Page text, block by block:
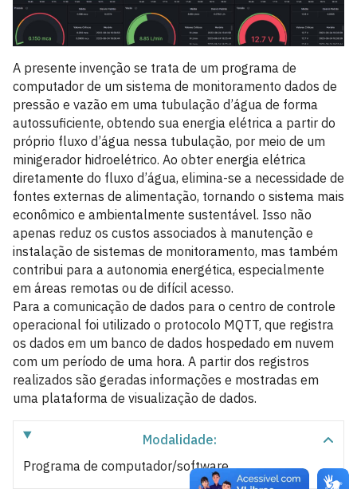
A presente invenção se trata de um programa de
computador de um sistema de monitoramento dados de
pressão e vazão em uma tubulação d’água de forma
autossuficiente, obtendo sua energia elétrica a partir do
próprio fluxo d’água nessa tubulação, por meio de um
minigerador hidroelétrico. Ao obter energia elétrica
diretamente do fluxo d’água, elimina-se a necessidade de
fontes externas de alimentação, tornando o sistema mais
econômico e ambientalmente sustentável. Isso não
apenas reduz os custos associados à manutenção e
instalação de sistemas de monitoramento, mas também
contribui para a autonomia energética, especialmente
em áreas remotas ou de difícil acesso.
Para a comunicação de dados para o centro de controle
operacional foi utilizado o protocolo MQTT, que registra
os dados em um banco de dados hospedado em nuvem
com um período de uma hora. A partir dos registros
realizados são geradas informações e mostradas em
uma plataforma de visualização de dados.
Modalidade:
Programa de computador/software